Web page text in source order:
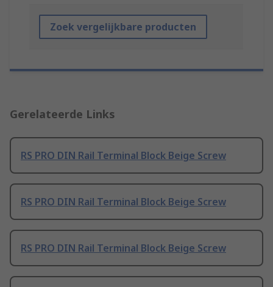
Zoek vergelijkbare producten
Gerelateerde Links
RS PRO DIN Rail Terminal Block Beige Screw
RS PRO DIN Rail Terminal Block Beige Screw
RS PRO DIN Rail Terminal Block Beige Screw